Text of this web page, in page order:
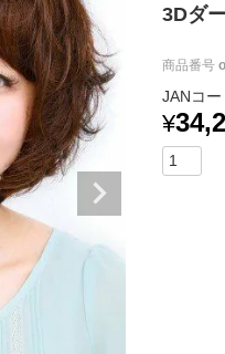
3Dダ
商品番号
JANコー
¥